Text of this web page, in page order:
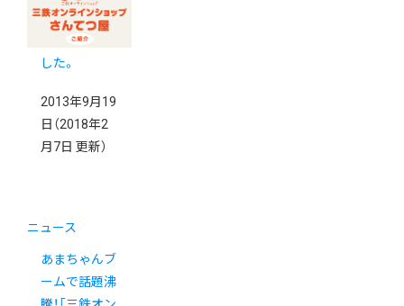
インタビュー
が掲載されま
した。
2013年9月19
日 （2018年2
月7日 更新）
ニュース
あまちゃんブ
ームで話題沸